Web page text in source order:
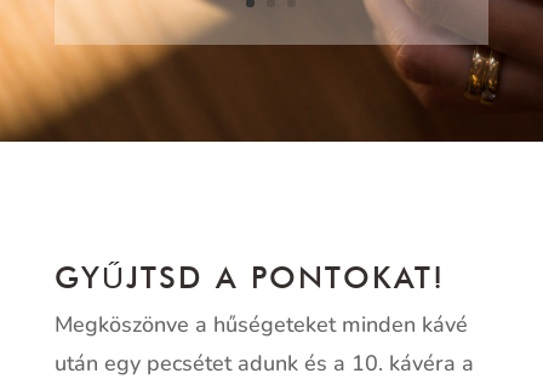
GYŰJTSD A PONTOKAT!
Megköszönve a hűségeteket minden kávé
után egy pecsétet adunk és a 10. kávéra a